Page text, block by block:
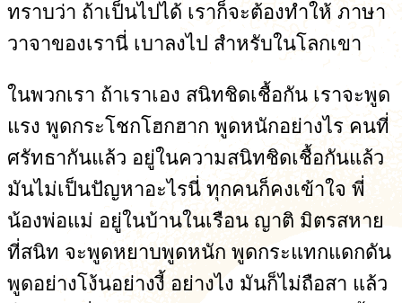
ทราบว่า ถ้าเป็นไปได้ เราก็จะต้องทำให้ ภาษา
วาจาของเรานี่ เบาลงไป สำหรับในโลกเขา
ในพวกเรา ถ้าเราเอง สนิทชิดเชื้อกัน เราจะพูด
แรง พูดกระโชกโฮกฮาก พูดหนักอย่างไร คนที่
ศรัทธากันแล้ว อยู่ในความสนิทชิดเชื้อกันแล้ว
มันไม่เป็นปัญหาอะไรนี่ ทุกคนก็คงเข้าใจ พี่
น้องพ่อแม่ อยู่ในบ้านในเรือน ญาติ มิตรสหาย
ที่สนิท จะพูดหยาบพูดหนัก พูดกระแทกแดกดัน
พูดอย่างโง้นอย่างงี้ อย่างไง มันก็ไม่ถือสา แล้ว